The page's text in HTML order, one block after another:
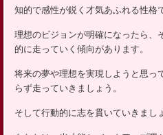
キ
プ
知的で感性が鋭く才気あふれる性格
理想のビジョンが明確になったら、
的に走っていく傾向があります。
将来の夢や理想を実現しようと思っ
らず走っていきましょう。
そして行動的に志を貫いていきまし